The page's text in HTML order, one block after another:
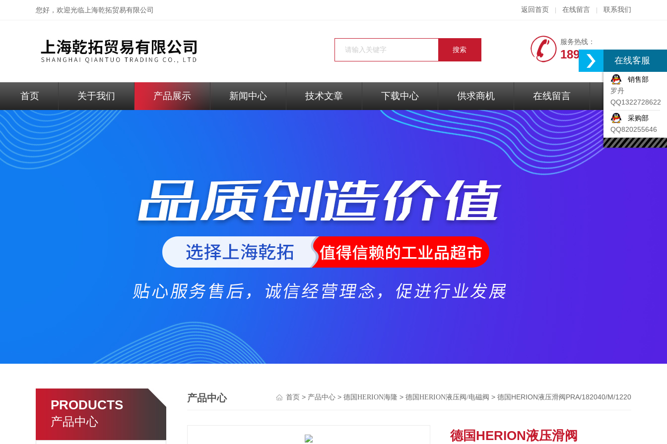
您好，欢迎光临上海乾拓贸易有限公司 返回首页 在线留言 联系我们
服务热线：
18917074297
首页 关于我们 产品展示 新闻中心 技术文章 下载中心 供求商机 在线留言 联系我们
PRODUCTS
产品中心
产品中心 首页 > 产品中心 > 德国HERION海隆 > 德国HERION液压阀/电磁阀 > 德国HERION液压滑阀PRA/182040/M/1220
德国HERION液压滑阀
在线客服
销售部
罗丹
QQ1322728622
采购部
QQ820255646